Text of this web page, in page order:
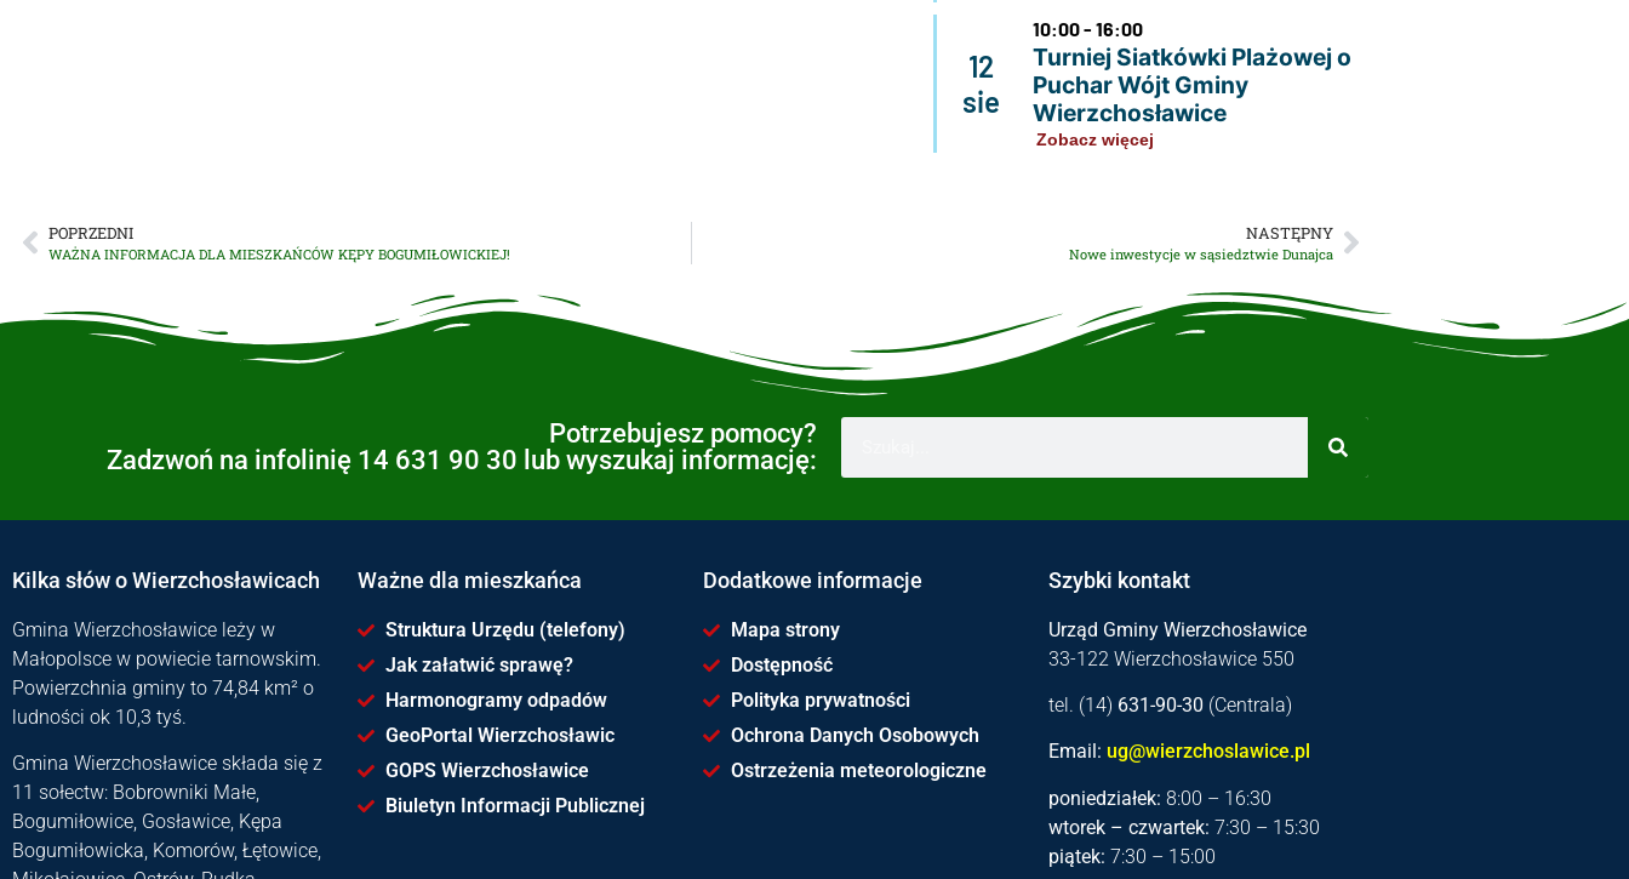
12
sie
10:00 - 16:00
Turniej Siatkówki Plażowej o
Puchar Wójt Gminy
Wierzchosławice
Zobacz więcej
POPRZEDNI
WAŻNA INFORMACJA DLA MIESZKAŃCÓW KĘPY BOGUMIŁOWICKIEJ!
NASTĘPNY
Nowe inwestycje w sąsiedztwie Dunajca
Potrzebujesz pomocy?
Zadzwoń na infolinię 14 631 90 30 lub wyszukaj informację:
Kilka słów o Wierzchosławicach
Gmina Wierzchosławice leży w
Małopolsce w powiecie tarnowskim.
Powierzchnia gminy to 74,84 km² o
ludności ok 10,3 tyś.
Gmina Wierzchosławice składa się z
11 sołectw: Bobrowniki Małe,
Bogumiłowice, Gosławice, Kępa
Bogumiłowicka, Komorów, Łętowice,
Ważne dla mieszkańca
Struktura Urzędu (telefony)
Jak załatwić sprawę?
Harmonogramy odpadów
GeoPortal Wierzchosławic
GOPS Wierzchosławice
Biuletyn Informacji Publicznej
Dodatkowe informacje
Mapa strony
Dostępność
Polityka prywatności
Ochrona Danych Osobowych
Ostrzeżenia meteorologiczne
Szybki kontakt
Urząd Gminy Wierzchosławice
33-122 Wierzchosławice 550
tel. (14) 631-90-30 (Centrala)
Email: ug@wierzchoslawice.pl
poniedziałek: 8:00 – 16:30
wtorek – czwartek: 7:30 – 15:30
piątek: 7:30 – 15:00